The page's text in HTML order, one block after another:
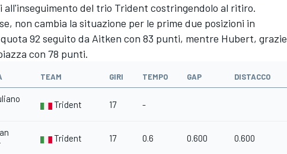
all'inseguimento del trio Trident costringendolo al ritiro.
non cambia la situazione per le prime due posizioni in
92 seguito da Aitken con 83 punti, mentre Hubert, grazie
con 78 punti.
TEAM GIRI TEMPO GAP DISTACCO
Trident 17 -
Trident 17 0.6 0.600 0.600